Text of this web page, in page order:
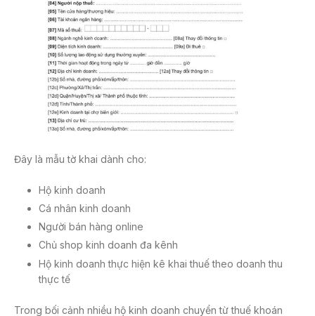
Đây là mẫu tờ khai dành cho:
Hộ kinh doanh
Cá nhân kinh doanh
Người bán hàng online
Chủ shop kinh doanh đa kênh
Hộ kinh doanh thực hiện kê khai thuế theo doanh thu
thực tế
Trong bối cảnh nhiều hộ kinh doanh chuyển từ thuế khoán